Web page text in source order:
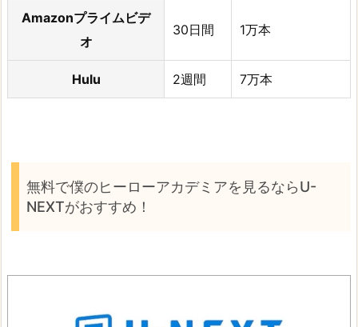
Amazonプライムビデ
オ
30日間 1万本
Hulu 2週間 7万本
無料で僕のヒーローアカデミアを見るならU-
NEXTがおすすめ！